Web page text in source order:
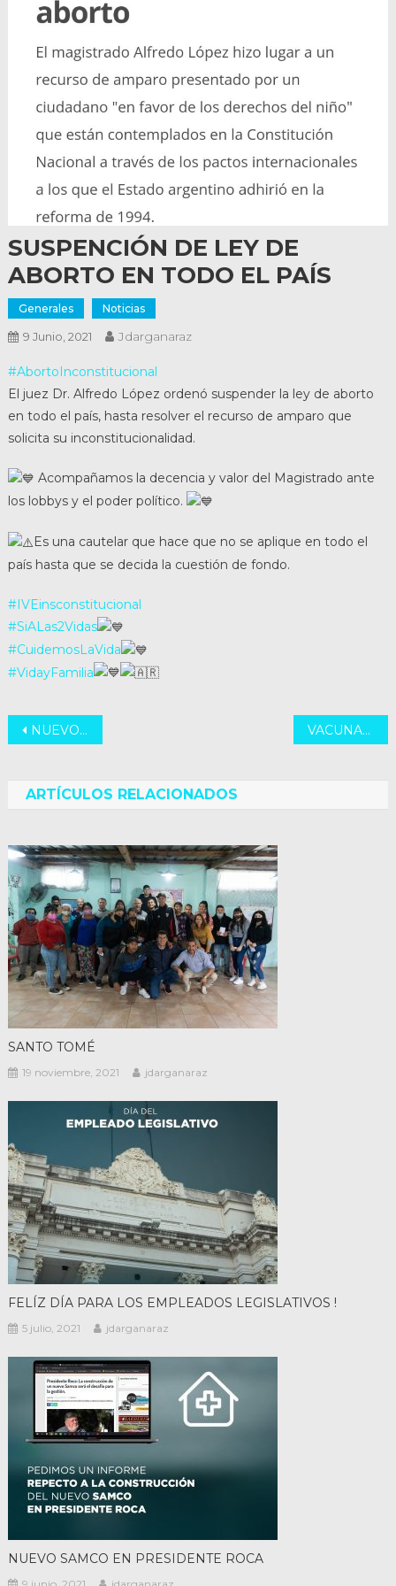
SUSPENCIÓN DE LEY DE
ABORTO EN TODO EL PAÍS
Generales Noticias
9 Junio, 2021 Jdarganaraz
#AbortoInconstitucional
El juez Dr. Alfredo López ordenó suspender la ley de aborto
en todo el país, hasta resolver el recurso de amparo que
solicita su inconstitucionalidad.
Acompañamos la decencia y valor del Magistrado ante
los lobbys y el poder político.
Es una cautelar que hace que no se aplique en todo el
país hasta que se decida la cuestión de fondo.
#IVEinsconstitucional
#SiALas2Vidas
#CuidemosLaVida
#VidayFamilia
Navegación
entradas
NUEVO SAMCO EN PRESIDENTE ROCA VACUNACIÓN PARA ODONTÓLOGOS
ARTÍCULOS RELACIONADOS
SANTO TOMÉ
19 noviembre, 2021 jdarganaraz
FELÍZ DÍA PARA LOS EMPLEADOS LEGISLATIVOS !
5 julio, 2021 jdarganaraz
NUEVO SAMCO EN PRESIDENTE ROCA